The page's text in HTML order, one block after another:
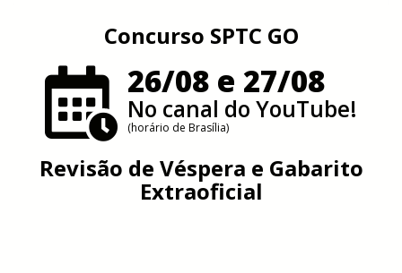
Concurso SPTC GO
26/08 e 27/08
No canal do YouTube!
(horário de Brasília)
Revisão de Véspera e Gabarito
Extraoficial